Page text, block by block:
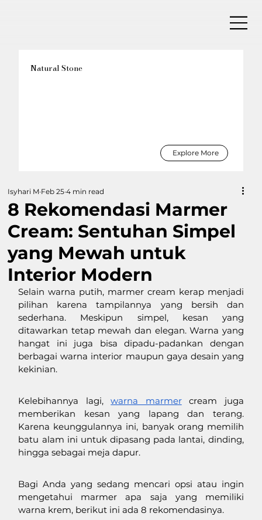
8 Rekomendasi Marmer
Cream: Sentuhan Simpel
yang Mewah untuk
Interior Modern
Isyhari M Feb 25 4 min read
Selain warna putih, marmer cream kerap menjadi
pilihan karena tampilannya yang bersih dan
sederhana. Meskipun simpel, kesan yang
ditawarkan tetap mewah dan elegan. Warna yang
hangat ini juga bisa dipadu-padankan dengan
berbagai warna interior maupun gaya desain yang
kekinian.
Kelebihannya lagi, warna marmer cream juga
memberikan kesan yang lapang dan terang.
Karena keunggulannya ini, banyak orang memilih
batu alam ini untuk dipasang pada lantai, dinding,
hingga sebagai meja dapur.
Bagi Anda yang sedang mencari opsi atau ingin
mengetahui marmer apa saja yang memiliki
warna krem, berikut ini ada 8 rekomendasinya.
Natural Stone
Explore More